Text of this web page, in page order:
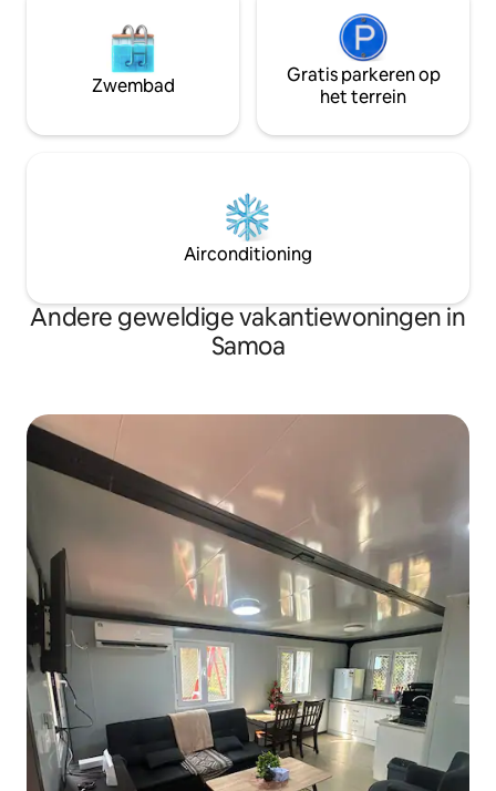
Zwembad
Gratis parkeren op
het terrein
Airconditioning
Andere geweldige vakantiewoningen in
Samoa